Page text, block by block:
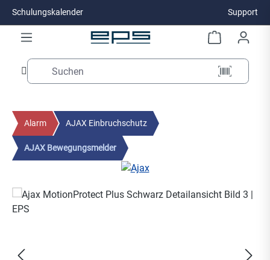
Zum Hauptinhalt springen
Schulungskalender Support
Alarm AJAX Einbruchschutz
AJAX Bewegungsmelder
Bildergalerie überspringen